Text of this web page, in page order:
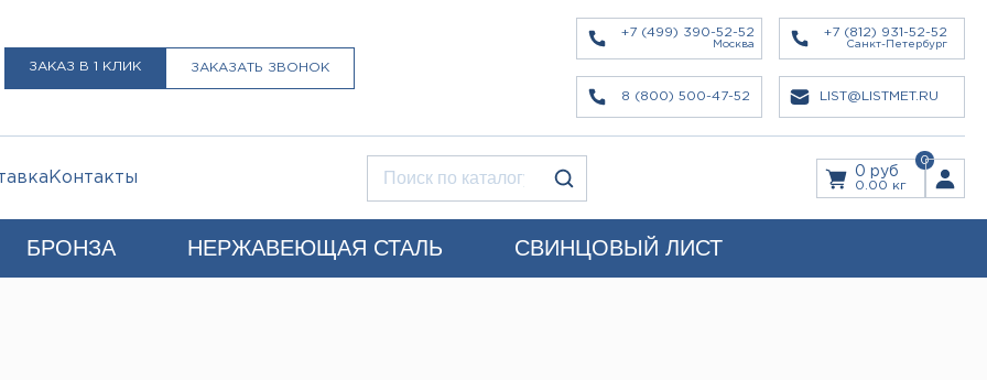
ЗАКАЗ В 1 КЛИК ЗАКАЗАТЬ ЗВОНОК
+7 (499) 390-52-52
Москва
+7 (812) 931-52-52
Санкт-Петербург
8 (800) 500-47-52 LIST@LISTMET.RU
Контакты
0
0 руб
0.00 кг
БРОНЗА НЕРЖАВЕЮЩАЯ СТАЛЬ СВИНЦОВЫЙ ЛИСТ